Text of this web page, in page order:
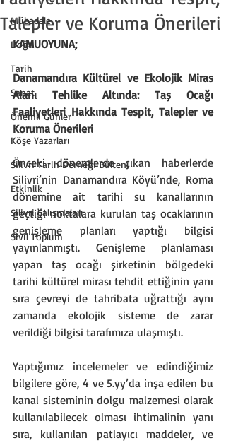
Mübadele
Doğa
Tarih
Sanat
Önemli Günler
Köşe Yazarları
Silivri Tarih Derneği Bülteni
Etkinlik
Silivri Çalışmaları
Sivil Toplum
Talepler ve Koruma Önerileri
KAMUOYUNA;
Danamandıra Kültürel ve Ekolojik Miras
Alanı Tehlike Altında: Taş Ocağı
Faaliyetleri Hakkında Tespit, Talepler ve
Koruma Önerileri
Önceki dönemlerde çıkan haberlerde
Silivri’nin Danamandıra Köyü’nde, Roma
dönemine ait tarihi su kanallarının
geçtiği noktalara kurulan taş ocaklarının
genişleme planları yaptığı bilgisi
yayınlanmıştı. Genişleme planlaması
yapan taş ocağı şirketinin bölgedeki
tarihi kültürel mirası tehdit ettiğinin yanı
sıra çevreyi de tahribata uğrattığı aynı
zamanda ekolojik sisteme de zarar
verildiği bilgisi tarafımıza ulaşmıştı.
Yaptığımız incelemeler ve edindiğimiz
bilgilere göre, 4 ve 5.yy’da inşa edilen bu
kanal sisteminin dolgu malzemesi olarak
kullanılabilecek olması ihtimalinin yanı
sıra, kullanılan patlayıcı maddeler, ve